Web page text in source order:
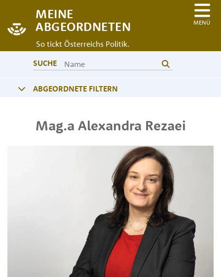
MEINE
ABGEORDNETEN
So tickt Österreichs Politik.
MENÜ
SUCHE
ABGEORDNETE FILTERN
Mag.a Alexandra Rezaei